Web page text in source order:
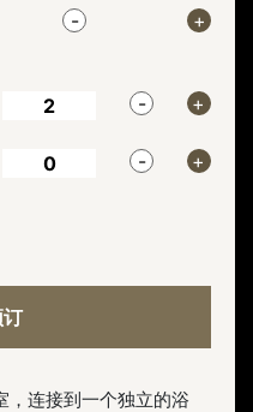
，连接到一个独立的浴